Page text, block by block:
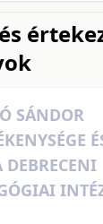
SÁNDOR
DEBRECENI